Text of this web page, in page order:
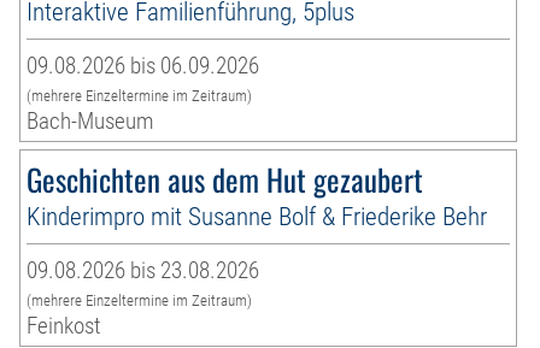
Interaktive Familienführung, 5plus
09.08.2026 bis 06.09.2026
(mehrere Einzeltermine im Zeitraum)
Bach-Museum
Geschichten aus dem Hut gezaubert
Kinderimpro mit Susanne Bolf & Friederike Behr
09.08.2026 bis 23.08.2026
(mehrere Einzeltermine im Zeitraum)
Feinkost